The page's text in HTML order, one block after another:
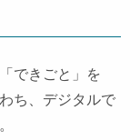
できごと」を
ち、デジタルで